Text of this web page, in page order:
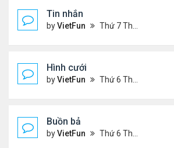
Tin nhắn
byVietFun Thứ 7 Tháng 11 06, 2021 9:42 am
Hình cưới
byVietFun Thứ 6 Tháng 11 05, 2021 3:15 pm
Buồn bả
byVietFun Thứ 6 Tháng 11 05, 2021 3:12 pm